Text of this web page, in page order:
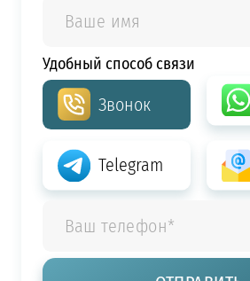
Удобный способ связи
Звонок
Telegram